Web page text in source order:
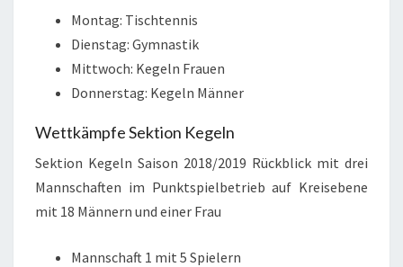
Montag: Tischtennis
Dienstag: Gymnastik
Mittwoch: Kegeln Frauen
Donnerstag: Kegeln Männer
Wettkämpfe Sektion Kegeln
Sektion Kegeln Saison 2018/2019 Rückblick mit drei
Mannschaften im Punktspielbetrieb auf Kreisebene
mit 18 Männern und einer Frau
Mannschaft 1 mit 5 Spielern